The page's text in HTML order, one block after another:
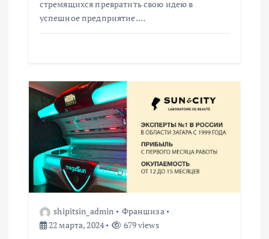
стремящихся превратить свою идею в
успешное предприятие.…
shipitsin_admin
Франшиза
22 марта, 2024
679 views